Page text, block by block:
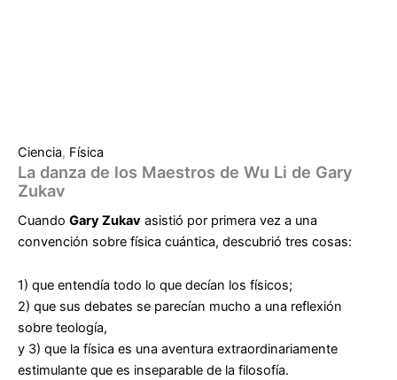
Ciencia, Física
La danza de los Maestros de Wu Li de Gary
Zukav
Cuando Gary Zukav asistió por primera vez a una
convención sobre física cuántica, descubrió tres cosas:
1) que entendía todo lo que decían los físicos;
2) que sus debates se parecían mucho a una reflexión
sobre teología,
y 3) que la física es una aventura extraordinariamente
estimulante que es inseparable de la filosofía.